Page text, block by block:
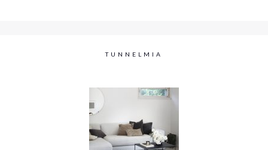
TUNNELMIA